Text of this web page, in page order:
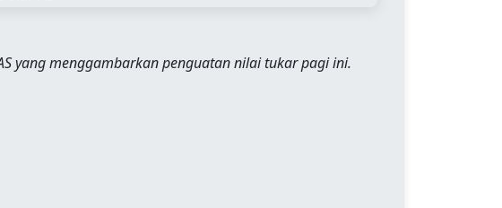
yang menggambarkan penguatan nilai tukar pagi ini.